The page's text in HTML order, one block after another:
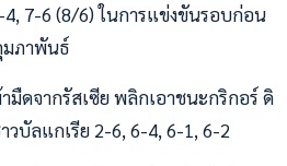
4, 7-6 (8/6) ในการแข่งขันรอบก่อน
มภาพันธ์
ดจากรัสเซีย พลิกเอาชนะกริกอร์ ดิ
บัลแกเรีย 2-6, 6-4, 6-1, 6-2